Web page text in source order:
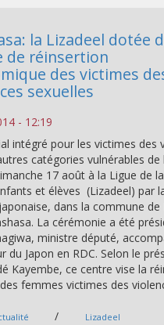
la Lizadeel dotée
de réinsertion
des victimes
sexuelles
- 12:19
intégré pour les victimes des
catégories vulnérables de
17 août à la Ligue de
et élèves (Lizadeel) par
dans la commune
La cérémonie a été
ministre député,
du Japon en RDC. Selon le
Kayembe, ce centre vise la
femmes victimes des
/ Lizadeel